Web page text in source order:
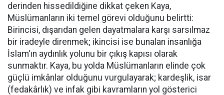
derinden hissedildiğine dikkat çeken Kaya,
Müslümanların iki temel görevi olduğunu belirtti:
Birincisi, dışarıdan gelen dayatmalara karşı sarsılmaz
bir iradeyle direnmek; ikincisi ise bunalan insanlığa
İslam'ın aydınlık yolunu bir çıkış kapısı olarak
sunmaktır. Kaya, bu yolda Müslümanların elinde çok
güçlü imkânlar olduğunu vurgulayarak; kardeşlik, isar
(fedakârlık) ve infak gibi kavramların yol gösterici